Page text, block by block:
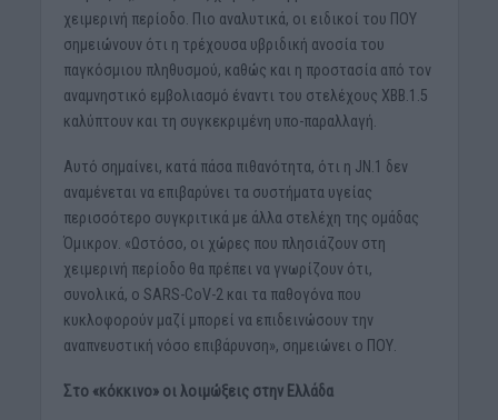
χειμερινή περίοδο. Πιο αναλυτικά, οι ειδικοί του ΠΟΥ
σημειώνουν ότι η τρέχουσα υβριδική ανοσία του
παγκόσμιου πληθυσμού, καθώς και η προστασία από τον
αναμνηστικό εμβολιασμό έναντι του στελέχους XBB.1.5
καλύπτουν και τη συγκεκριμένη υπο-παραλλαγή.
Αυτό σημαίνει, κατά πάσα πιθανότητα, ότι η JN.1 δεν
αναμένεται να επιβαρύνει τα συστήματα υγείας
περισσότερο συγκριτικά με άλλα στελέχη της ομάδας
Όμικρον. «Ωστόσο, οι χώρες που πλησιάζουν στη
χειμερινή περίοδο θα πρέπει να γνωρίζουν ότι,
συνολικά, ο SARS-CoV-2 και τα παθογόνα που
κυκλοφορούν μαζί μπορεί να επιδεινώσουν την
αναπνευστική νόσο επιβάρυνση», σημειώνει ο ΠΟΥ.
Στο «κόκκινο» οι λοιμώξεις στην Ελλάδα